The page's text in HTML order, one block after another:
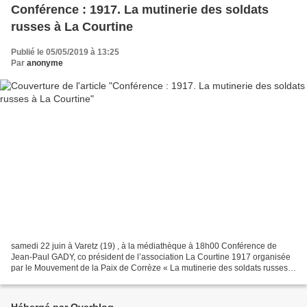
Conférence : 1917. La mutinerie des soldats
russes à La Courtine
Publié le 05/05/2019 à 13:25
Par anonyme
samedi 22 juin à Varetz (19) , à la médiathèque à 18h00 Conférence de
Jean-Paul GADY, co président de l’association La Courtine 1917 organisée
par le Mouvement de la Paix de Corrèze « La mutinerie des soldats russes à